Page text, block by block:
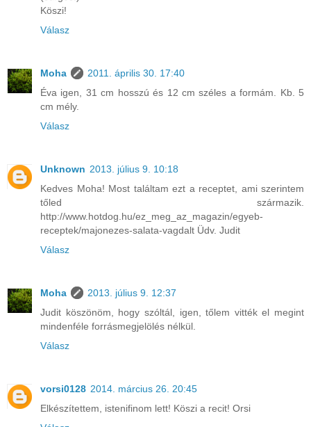
Köszi!
Válasz
Moha
2011. április 30. 17:40
Éva igen, 31 cm hosszú és 12 cm széles a formám. Kb. 5
cm mély.
Válasz
Unknown 2013. július 9. 10:18
Kedves Moha! Most találtam ezt a receptet, ami szerintem
tőled származik.
http://www.hotdog.hu/ez_meg_az_magazin/egyeb-
receptek/majonezes-salata-vagdalt Üdv. Judit
Válasz
Moha
2013. július 9. 12:37
Judit köszönöm, hogy szóltál, igen, tőlem vitték el megint
mindenféle forrásmegjelölés nélkül.
Válasz
vorsi0128 2014. március 26. 20:45
Elkészítettem, istenifinom lett! Köszi a recit! Orsi